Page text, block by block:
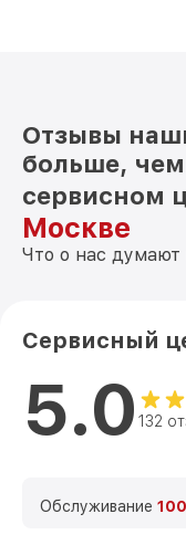
Отзывы
больше,
сервисном
Москве
Что о нас
Сервисный
5.0 132
Обслуживание